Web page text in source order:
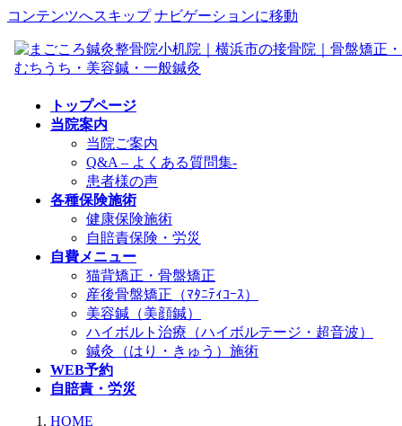
コンテンツへスキップ ナビゲーションに移動
トップページ
当院案内
当院ご案内
Q&A – よくある質問集-
患者様の声
各種保険施術
健康保険施術
自賠責保険・労災
自費メニュー
猫背矯正・骨盤矯正
産後骨盤矯正（ﾏﾀﾆﾃｨｺｰｽ）
美容鍼（美顔鍼）
ハイボルト治療（ハイボルテージ・超音波）
鍼灸（はり・きゅう）施術
WEB予約
自賠責・労災
HOME